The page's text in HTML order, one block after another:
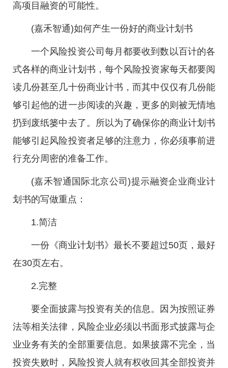
高项目融资的可能性。
(嘉禾智通)如何产生一份好的商业计划书
一个风险投资公司每月都要收到数以百计的各
式各样的商业计划书，每个风险投资家每天都要阅
读几份甚至几十份商业计书，而其中仅仅有几份能
够引起他的进一步阅读的兴趣，更多的则被无情地
扔到废纸篓中去了。所以为了确保你的商业计划书
能够引起风险投资者足够的注意力，你必须事前进
行充分周密的准备工作。
(嘉禾智通国际北京公司)提示融资企业商业计
划书的写做重点：
1.简洁
一份《商业计划书》最长不要超过50页，最好
在30页左右。
2.完整
要全面披露与投资有关的信息。因为按照证券
法等相关法律，风险企业必须以书面形式披露与企
业业务有关的全部重要信息。如果披露不完全，当
投资失败时，风险投资人就有权收回其全部投资并